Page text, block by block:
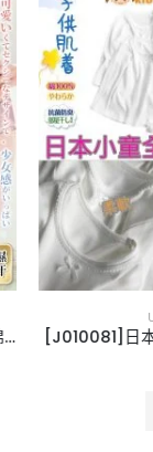
[J302232] 日本pretty thing 糖果色棉質無痕內褲-6條組 [J010081]日